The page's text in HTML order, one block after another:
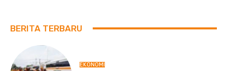
BERITA TERBARU
EKONOMI